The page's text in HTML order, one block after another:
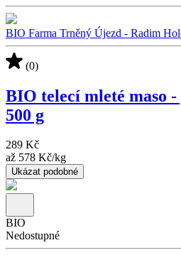
BIO Farma Trněný Újezd - Radim
(0)
BIO telecí mleté maso
500 g
289 Kč
až 578 Kč/kg
Ukázat podobné
BIO
Nedostupné